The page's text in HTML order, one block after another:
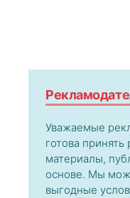
Уважаемые
готова
материалы,
основе. Мы
выгодные